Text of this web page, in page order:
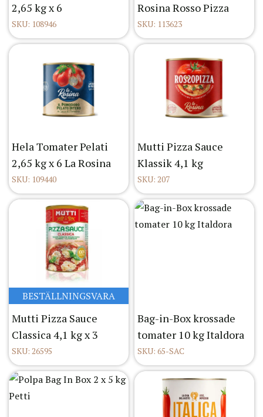
2,65 kg x 6
SKU: 108946
Rosina Rosso Pizza
SKU: 113623
Hela Tomater Pelati
2,65 kg x 6 La Rosina
SKU: 109440
Mutti Pizza Sauce
Klassik 4,1 kg
SKU: 207
BESTÄLLNINGSVARA
Mutti Pizza Sauce
Classica 4,1 kg x 3
SKU: 26595
Bag-in-Box krossade
tomater 10 kg Italdora
SKU: 65-SAC